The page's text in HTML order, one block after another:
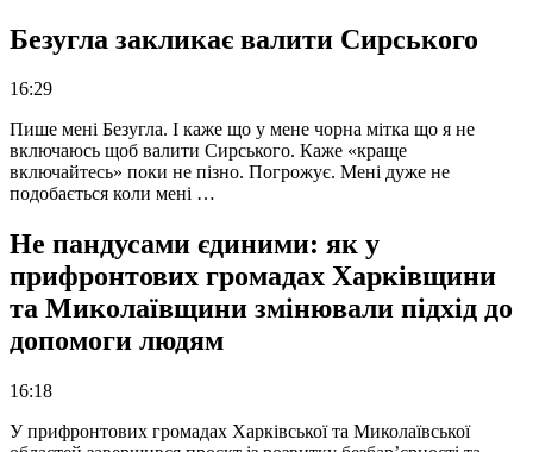
Безугла закликає валити Сирського
16:29
Пише мені Безугла. І каже що у мене чорна мітка що я не
включаюсь щоб валити Сирського. Каже «краще
включайтесь» поки не пізно. Погрожує. Мені дуже не
подобається коли мені …
Не пандусами єдиними: як у
прифронтових громадах Харківщини
та Миколаївщини змінювали підхід до
допомоги людям
16:18
У прифронтових громадах Харківської та Миколаївської